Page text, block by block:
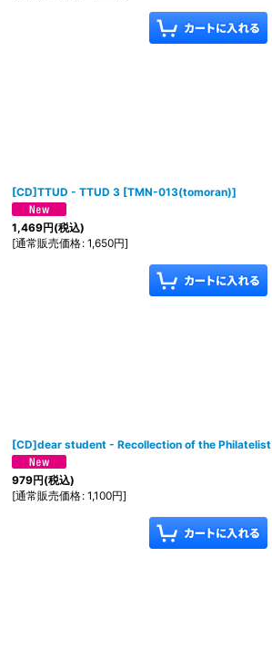
[CD]TTUD - TTUD 3 [TMN-013(tomoran)]
1,469円(税込)
[通常販売価格: 1,650円]
[CD]dear student - Recollection of the Philatelist
979円(税込)
[通常販売価格: 1,100円]